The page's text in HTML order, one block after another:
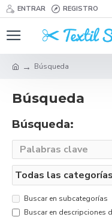
ENTRAR REGISTRO
Búsqueda
Búsqueda
Búsqueda:
Buscar en subcategorías
Buscar en descripciones